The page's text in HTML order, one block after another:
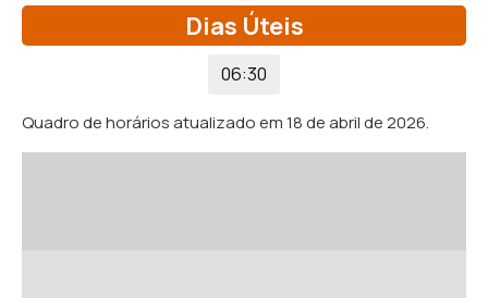
Dias Úteis
06:30
Quadro de horários atualizado em 18 de abril de 2026.